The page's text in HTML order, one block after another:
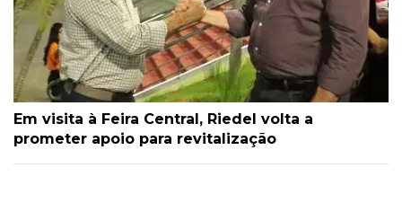
Em visita à Feira Central, Riedel volta a
prometer apoio para revitalização